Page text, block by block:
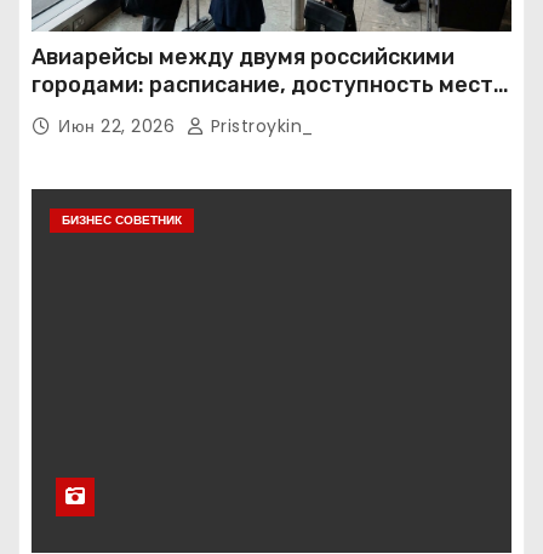
Авиарейсы между двумя российскими
городами: расписание, доступность мест и
тарифные условия
Июн 22, 2026 Pristroykin_
БИЗНЕС СОВЕТНИК